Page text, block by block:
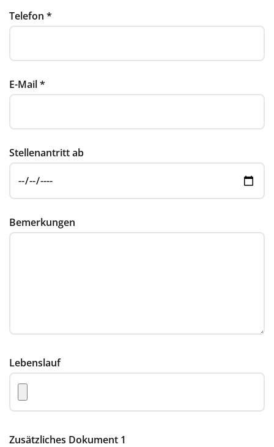
Telefon *
E-Mail*
Stellenantritt ab
Bemerkungen
Lebenslauf
Zusätzliches Dokument 1